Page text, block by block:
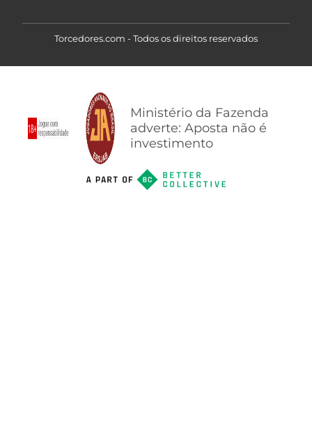
Torcedores.com - Todos os direitos reservados
Ministério da Fazenda
adverte: Aposta não é
investimento